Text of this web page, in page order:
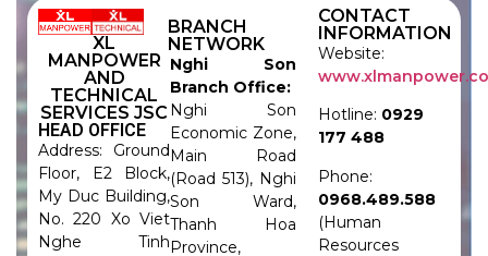
XL
MANPOWER
AND
TECHNICAL
SERVICES JSC
HEAD OFFICE
Address: Ground
Floor, E2 Block,
My Duc Building,
No. 220 Xo Viet
Nghe Tinh
BRANCH
NETWORK
Nghi Son
Branch Office:
Nghi Son
Economic Zone,
Main Road
(Road 513), Nghi
Son Ward,
Thanh Hoa
Province,
CONTACT
INFORMATION
Website:
Hotline: 0929
177 488
Phone:
0968.489.588
(Human
Resources